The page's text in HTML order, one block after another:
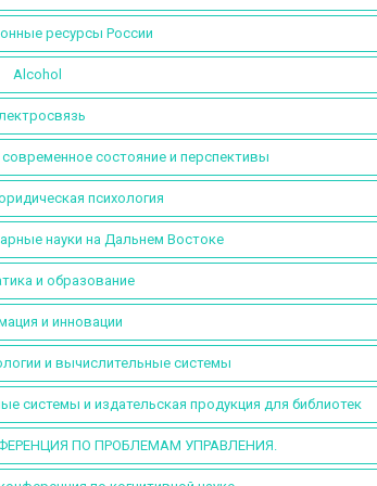
ресурсы России
Alcohol
состояние и перспективы
психология
науки на Дальнем Востоке
и образование
и инновации
и вычислительные системы
системы и издательская продукция для библиотек
ПО ПРОБЛЕМАМ УПРАВЛЕНИЯ.